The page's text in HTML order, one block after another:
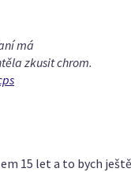
má
zkusit chrom.
15 let a to bych